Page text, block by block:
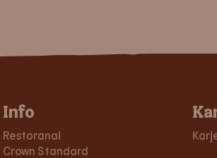
Info
Restoranai
Crown Standard